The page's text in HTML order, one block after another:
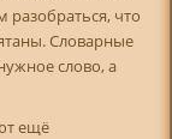
разобраться, что
Словарные
слово, а
ещё